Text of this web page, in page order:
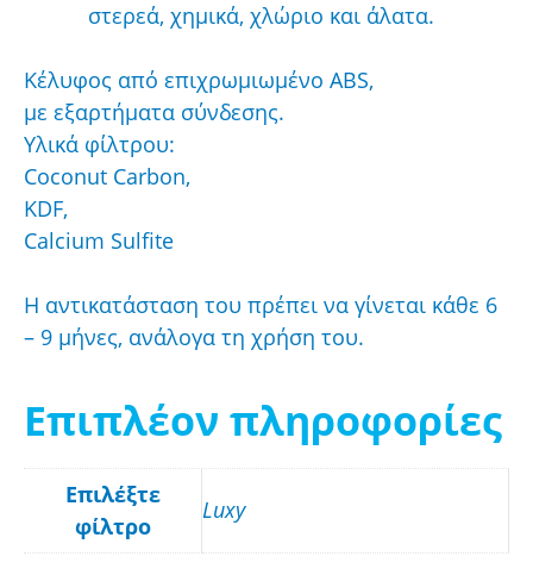
στερεά, χημικά, χλώριο και άλατα.
Κέλυφος από επιχρωμιωμένο ABS,
με εξαρτήματα σύνδεσης.
Υλικά φίλτρου:
Coconut Carbon,
KDF,
Calcium Sulfite
Η αντικατάσταση του πρέπει να γίνεται κάθε 6
– 9 μήνες, ανάλογα τη χρήση του.
Επιπλέον πληροφορίες
Επιλέξτε
φίλτρο
Luxy